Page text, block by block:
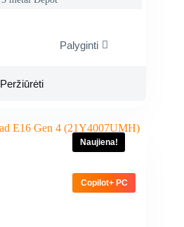
Palyginti
Peržiūrėti
Naujiena!
Copilot+ PC